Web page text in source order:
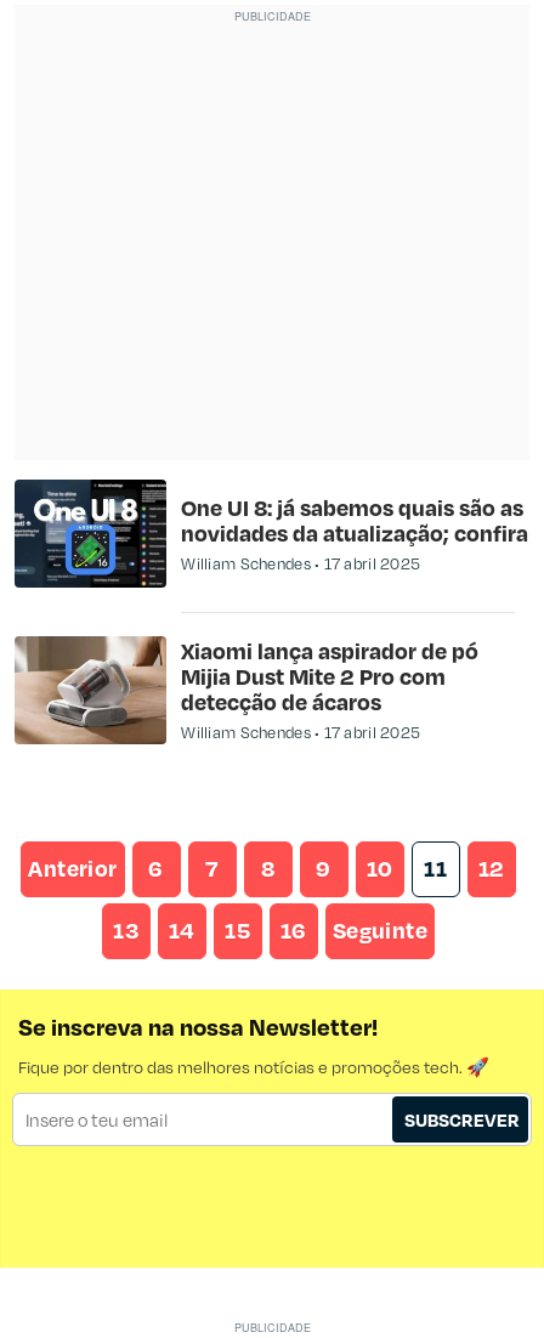
One UI 8: já sabemos quais são as
novidades da atualização; confira
William Schendes 17 abril 2025
Xiaomi lança aspirador de pó
Mijia Dust Mite 2 Pro com
detecção de ácaros
William Schendes 17 abril 2025
Anterior 6 7 8 9 10 11 12
13 14 15 16 Seguinte
Se inscreva na nossa Newsletter!
Fique por dentro das melhores notícias e promoções tech. 🚀
SUBSCREVER